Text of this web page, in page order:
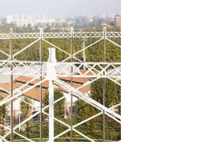
in
Fb
tw
bsky